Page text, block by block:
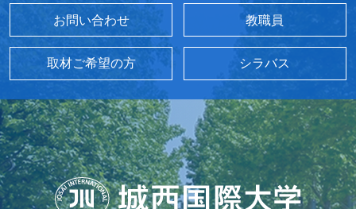
お問い合わせ 教職員
取材ご希望の方 シラバス